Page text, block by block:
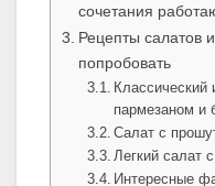
сочетания
Рецепты салатов
попробовать
Классический
пармезаном и
Салат с
Легкий салат
Интересные